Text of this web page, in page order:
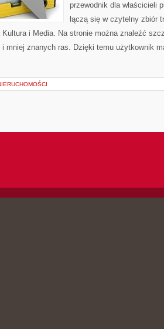
przewodnik dla właścicieli
łączą się w czytelny zbiór
i Media. Na stronie można znaleźć
i mniej znanych ras. Dzięki temu użytkownik